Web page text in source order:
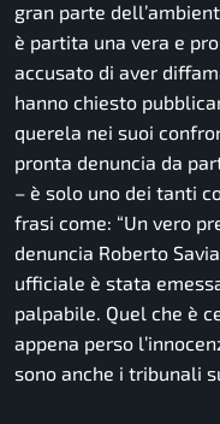
gran parte
è partita una vera e
accusato di aver
hanno chiesto
querela nei suoi
pronta denuncia da
– è solo uno dei tanti
frasi come: “Un vero
denuncia Roberto S
ufficiale è stata
palpabile. Quel che è
appena perso
sono anche i tribunali